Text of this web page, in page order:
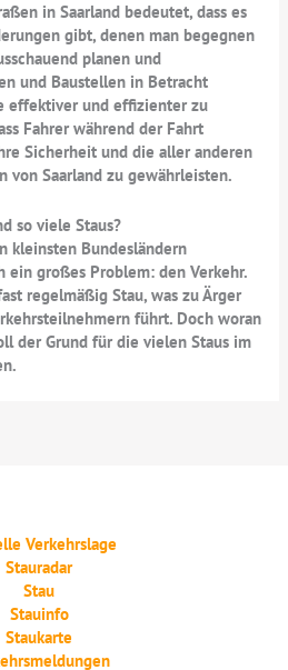
in Saarland bedeutet, dass es
gibt, denen man begegnen
planen und
und Baustellen in Betracht
effektiver und effizienter zu
Fahrer während der Fahrt
Sicherheit und die aller anderen
von Saarland zu gewährleisten.
so viele Staus?
kleinsten Bundesländern
ein großes Problem: den Verkehr.
regelmäßig Stau, was zu Ärger
führt. Doch woran
der Grund für die vielen Staus im
Verkehrslage
Stauradar
Stau
Stauinfo
Staukarte